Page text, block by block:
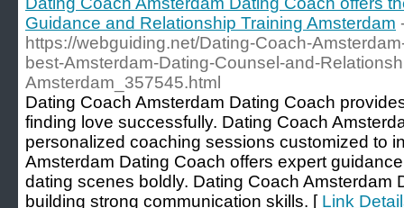
Guidance and Relationship Training Amsterdam
https://webguiding.net/Dating-Coach-
best-Amsterdam-Dating-Counsel-and-
Amsterdam_357545.html
Dating Coach Amsterdam Dating Coach
finding love successfully. Dating Coach
personalized coaching sessions customized to
Amsterdam Dating Coach offers expert
dating scenes boldly. Dating Coach Amsterdam
building strong communication skills. [ Link